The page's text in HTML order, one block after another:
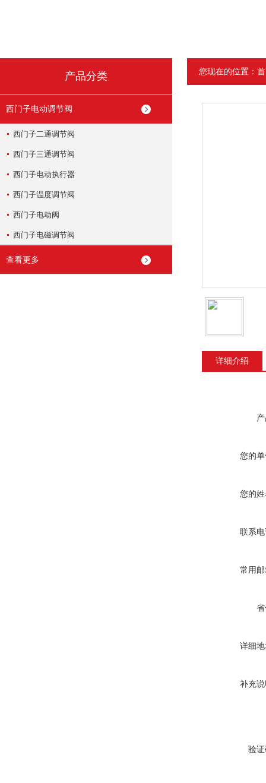
产品分类
西门子电动调节阀
西门子二通调节阀
西门子三通调节阀
西门子电动执行器
西门子温度调节阀
西门子电动阀
西门子电磁调节阀
查看更多
您现在的位置：
详细介绍
您的
您的
联系
常用
详细
补充
验